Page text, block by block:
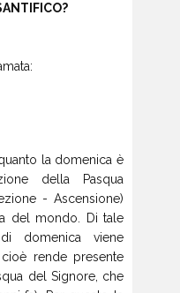
la domenica è
della Pasqua
- Ascensione)
del mondo. Di tale
domenica viene
rende presente
del Signore, che